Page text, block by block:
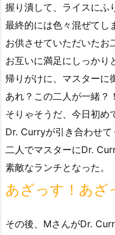
握り潰して、ライスにふ
最終的には色々混ぜてし
お供させていただいたお
お互いに満足にしっかり
帰りがけに、マスターに
あれ？この二人が一緒？
そりゃそうだ、今日初め
Dr. Curryが引き合わせて
二人でマスターにDr.
素敵なランチとなった。
あざっす！あざ
その後、MさんがDr.